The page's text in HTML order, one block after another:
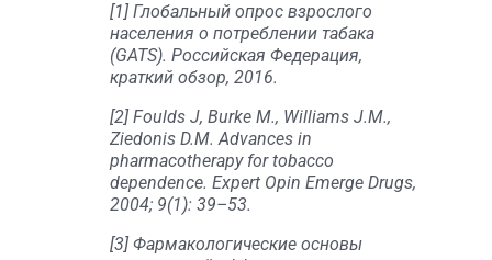
[1] Глобальный опрос взрослого
населения о потреблении табака
(GATS). Российская Федерация,
краткий обзор, 2016.
[2] Foulds J, Burke M., Williams J.M.,
Ziedonis D.M. Advances in
pharmacotherapy for tobacco
dependence. Expert Opin Emerge Drugs,
2004; 9(1): 39–53.
[3] Фармакологические основы